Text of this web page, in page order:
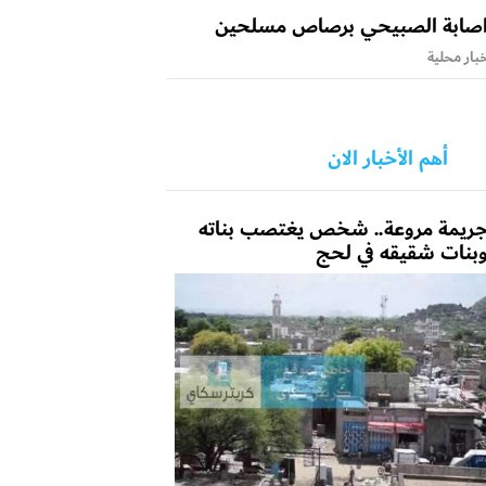
اصابة الصبيحي برصاص مسلحين
محلية
أهم الأخبار الان
مروعة.. شخص يغتصب بناته
وبنات شقيقه في لحج